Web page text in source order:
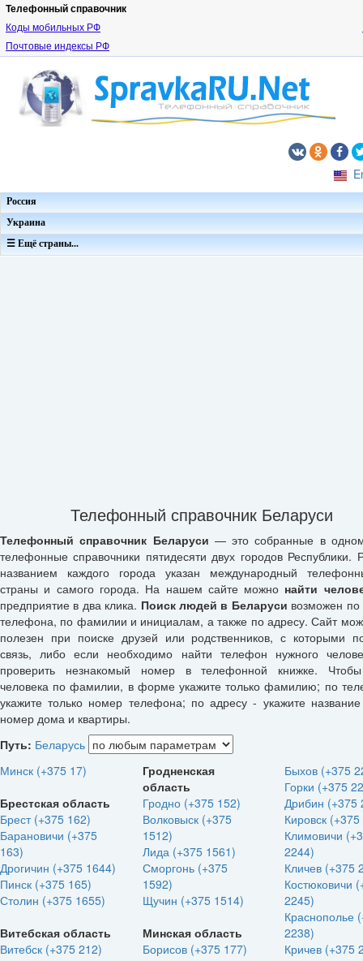
Телефонный справочник
Коды мобильных РФ
Почтовые индексы РФ
Россия
Украина
☰ Ещё страны...
Телефонный справочник Беларуси
Телефонный справочник Беларуси — это собранные в
телефонные справочники пятидесяти двух городов Республики.
названием каждого города указан международный
страны и самого города. На нашем сайте можно найти
предприятие в два клика. Поиск людей в Беларуси возможен
телефона, по фамилии и инициалам, а также по адресу. Сайт
полезен при поиске друзей или родственников, с которыми
связь, либо если необходимо найти телефон нужного
проверить незнакомый номер в телефонной книжке.
человека по фамилии, в форме укажите только фамилию; по
укажите только номер телефона; по адресу - укажите
номер дома и квартиры.
Путь: Беларусь
Минск (+375 17)
Брестская область
Брест (+375 162)
Барановичи (+375
163)
Дрогичин (+375 1644)
Пинск (+375 165)
Столин (+375 1655)
Витебская область
Витебск (+375 212)
Гродненская
область
Гродно (+375 152)
Волковыск (+375
1512)
Лида (+375 1561)
Сморгонь (+375
1592)
Щучин (+375 1514)
Минская область
Борисов (+375 177)
Быхов (+375
Горки (+375
Дрибин (+375
Кировск
Климовичи
2244)
Кличев (+375
Костюковичи
2245)
Краснополье
2238)
Кричев (+375